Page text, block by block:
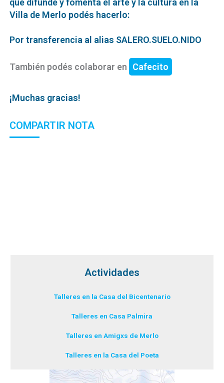
que difunde y fomenta el arte y la cultura en la
Villa de Merlo podés hacerlo:
Por transferencia al alias SALERO.SUELO.NIDO
También podés colaborar en Cafecito
¡Muchas gracias!
COMPARTIR NOTA
Actividades
Talleres en la Casa del Bicentenario
Talleres en Casa Palmira
Talleres en Amigxs de Merlo
Talleres en la Casa del Poeta